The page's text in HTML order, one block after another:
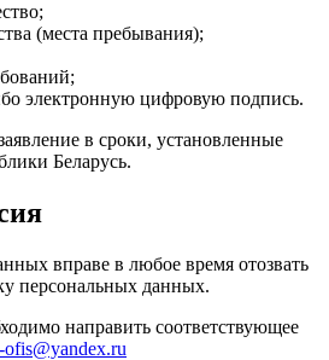
(места пребывания);
электронную цифровую подпись.
в сроки, установленные
Беларусь.
вправе в любое время отозвать
персональных данных.
направить соответствующее
ofis@yandex.ru